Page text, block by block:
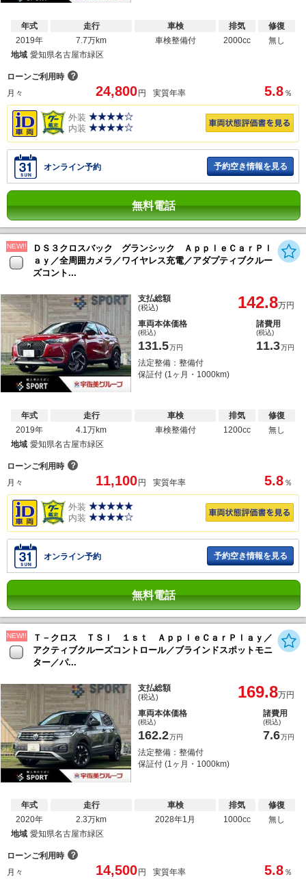
年式
2019年
走行
7.7万km
車検
車検整備付
排気
2000cc
修復
無し
地域 愛知県名古屋市緑区
ローンご利用時 ？
月々
24,800 円 実質年率 5.8 ％
外装
内装
オンライン予約 予約空き情報を見る
無料電話
NEW!!
ＤＳ３クロスバック グランシック ＡｐｐｌｅＣａｒＰｌ
ａｙ／全周囲カメラ／ワイヤレス充電／アダプティブクルー
ズコント...
支払総額
(税込) 142.8万円
車両本体価格
(税込)
131.5万円
諸費用
(税込)
11.3万円
法定整備：整備付
保証付 (1ヶ月・1000km)
年式
2019年
走行
4.1万km
車検
車検整備付
排気
1200cc
修復
無し
地域 愛知県名古屋市緑区
ローンご利用時 ？
月々
11,100 円 実質年率 5.8 ％
外装
内装
オンライン予約 予約空き情報を見る
無料電話
NEW!!
Ｔ－クロス ＴＳＩ １ｓｔ ＡｐｐｌｅＣａｒＰｌａｙ／
アクティブクルーズコントロール／ブラインドスポットモニ
ター／パ...
支払総額
(税込) 169.8万円
車両本体価格
(税込)
162.2万円
諸費用
(税込)
7.6万円
法定整備：整備付
保証付 (1ヶ月・1000km)
年式
2020年
走行
2.3万km
車検
2028年1月
排気
1000cc
修復
無し
地域 愛知県名古屋市緑区
ローンご利用時 ？
月々
14,500 円 実質年率 5.8 ％